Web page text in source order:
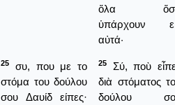
ὅλα
ὑπάρχουν
αὐτά·
25
συ, που με το
στόμα του δούλου
σου Δαυίδ είπες·
25
Σύ, ποὺ
διὰ στόματος
δούλου